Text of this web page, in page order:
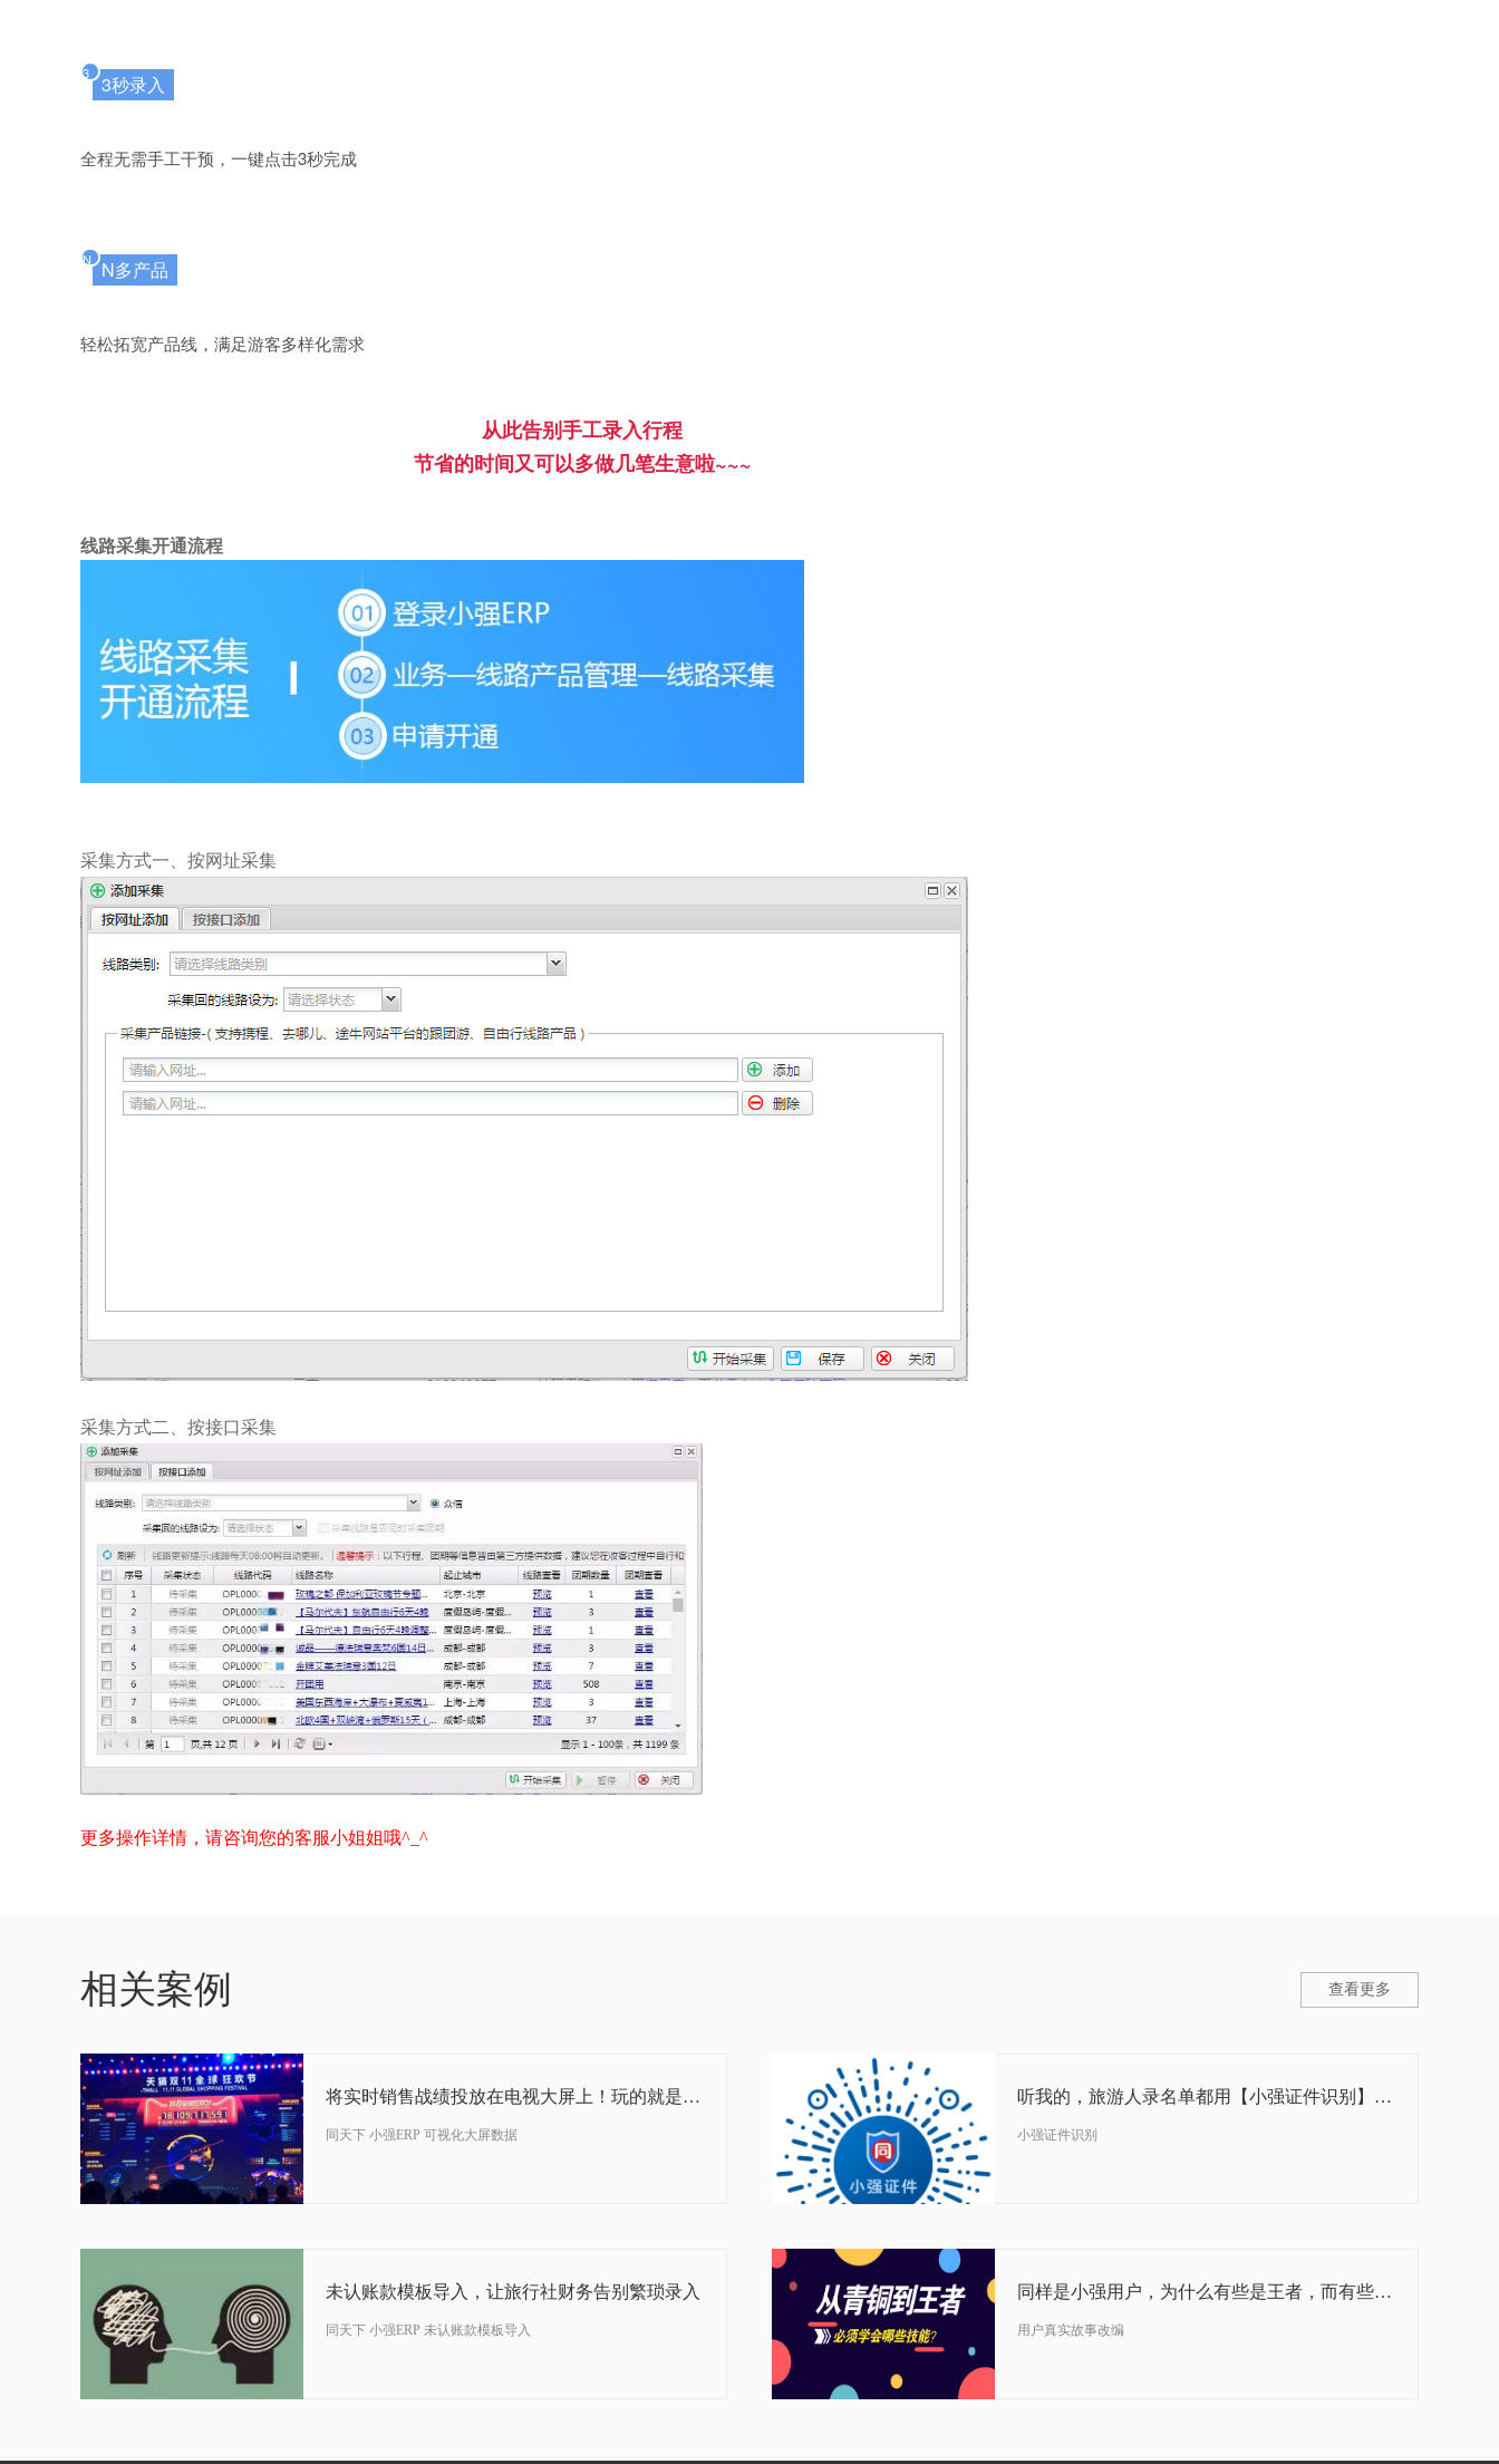
3 3秒录入
全程无需手工干预，一键点击3秒完成
N N多产品
轻松拓宽产品线，满足游客多样化需求
从此告别手工录入行程
节省的时间又可以多做几笔生意啦~~~
线路采集开通流程
采集方式一、按网址采集
采集方式二、按接口采集
更多操作详情，请咨询您的客服小姐姐哦^_^
相关案例 查看更多
08-22
2018
将实时销售战绩投放在电视大屏上！玩的就是心跳
同天下 小强ERP 可视化大屏数据
听我的，旅游人录名单都用【小强证件识别】小程序！
小强证件识别
07-18
2018
未认账款模板导入，让旅行社财务告别繁琐录入
同天下 小强ERP 未认账款模板导入
07-11
2019
同样是小强用户，为什么有些是王者，而有些却是青铜玩家？
用户真实故事改编